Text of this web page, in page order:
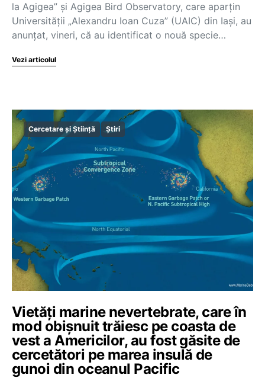
la Agigea” şi Agigea Bird Observatory, care aparţin
Universităţii „Alexandru Ioan Cuza” (UAIC) din Iaşi, au
anunţat, vineri, că au identificat o nouă specie…
Vezi articolul
Cercetare și Știință Știri
Vietăți marine nevertebrate, care în
mod obișnuit trăiesc pe coasta de
vest a Americilor, au fost găsite de
cercetători pe marea insulă de
gunoi din oceanul Pacific